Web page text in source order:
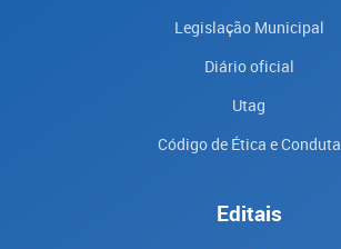
Legislação Municipal
Diário oficial
Utag
Código de Ética e Conduta
Editais